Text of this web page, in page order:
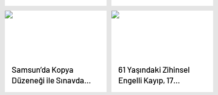
Girenler Yakalandı
Samsun’da Kopya
Düzeneği ile Sınavda
Yakalandılar
61 Yaşındaki Zihinsel
Engelli Kayıp, 17
Gündür Haber